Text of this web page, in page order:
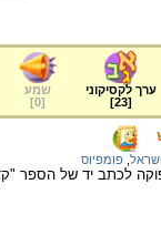
ערך לקסיקוני
[
23
]
שמע
[
0
]
פומפיוס